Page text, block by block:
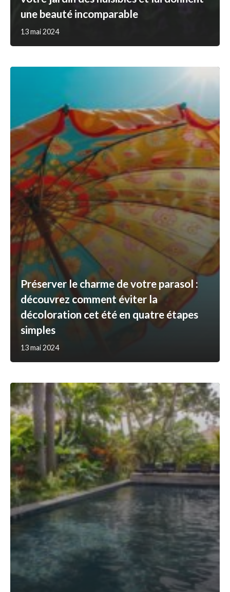
une beauté incomparable
13 mai 2024
Préserver le charme de votre parasol :
découvrez comment éviter la
décoloration cet été en quatre étapes
simples
13 mai 2024